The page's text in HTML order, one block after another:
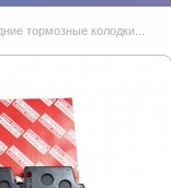
тормозные колодки...